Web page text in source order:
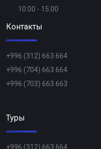
10:00 - 15:00
Контакты
+996 (312) 663 664
+996 (704) 663 664
+996 (703) 663 663
Туры
+996 (312) 663 664